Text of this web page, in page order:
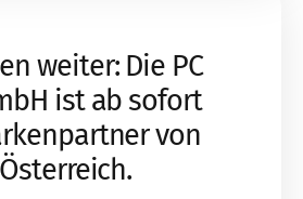
weiter: Die PC
ist ab sofort
von